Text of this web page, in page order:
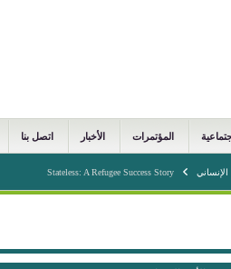
المؤتمرات الأخبار اتصل بنا
Stateless: A Refugee Success Story